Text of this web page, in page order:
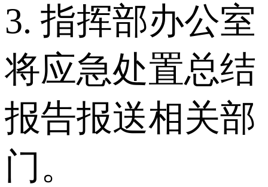
3. 指挥部办公室
将应急处置总结
报告报送相关部
门。